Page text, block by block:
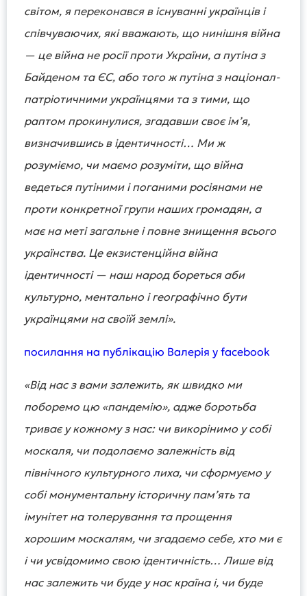
світом, я переконався в існуванні українців і
співчуваючих, які вважають, що нинішня війна
— це війна не росії проти України, а путіна з
Байденом та ЄС, або того ж путіна з націонал-
патріотичними українцями та з тими, що
раптом прокинулися, згадавши своє ім’я,
визначившись в ідентичності… Ми ж
розуміємо, чи маємо розуміти, що війна
ведеться путіними і поганими росіянами не
проти конкретної групи наших громадян, а
має на меті загальне і повне знищення всього
українства. Це екзистенційна війна
ідентичності — наш народ бореться аби
культурно, ментально і географічно бути
українцями на своїй землі».
посилання на публікацію Валерія у facebook
«Від нас з вами залежить, як швидко ми
поборемо цю «пандемію», адже боротьба
триває у кожному з нас: чи викорінимо у собі
москаля, чи подолаємо залежність від
північного культурного лиха, чи сформуємо у
собі монументальну історичну памʼять та
імунітет на толерування та прощення
хорошим москалям, чи згадаємо себе, хто ми є
і чи усвідомимо свою ідентичність… Лише від
нас залежить чи буде у нас країна і, чи буде